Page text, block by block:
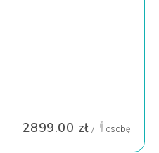
2899.00 zł / osobę